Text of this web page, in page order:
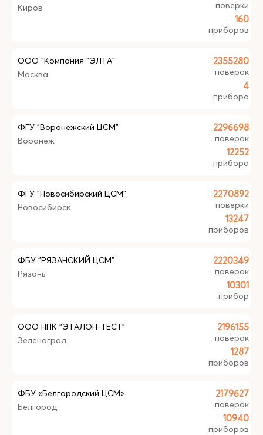
Киров
поверки
160
приборов
ООО "Компания "ЭЛТА"
Москва
2355280
поверок
4
прибора
ФГУ "Воронежский ЦСМ"
Воронеж
2296698
поверок
12252
прибора
ФГУ "Новосибирский ЦСМ"
Новосибирск
2270892
поверки
13247
приборов
ФБУ "РЯЗАНСКИЙ ЦСМ"
Рязань
2220349
поверок
10301
прибор
ООО НПК "ЭТАЛОН-ТЕСТ"
Зеленоград
2196155
поверок
1287
приборов
ФБУ «Белгородский ЦСМ»
Белгород
2179627
поверок
10940
приборов